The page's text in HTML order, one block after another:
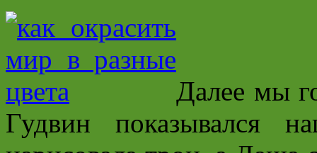
Далее мы
Гудвин показывался